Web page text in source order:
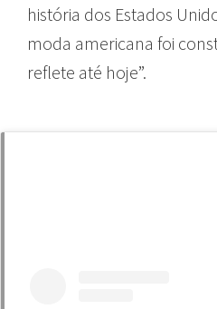
história dos Estados
moda americana foi
reflete até hoje”.